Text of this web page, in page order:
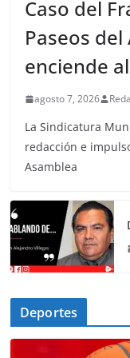
Caso del
Paseos del
enciende
agosto 7, 2026
La Sindicatura
redacción e
Asamblea
Deportes